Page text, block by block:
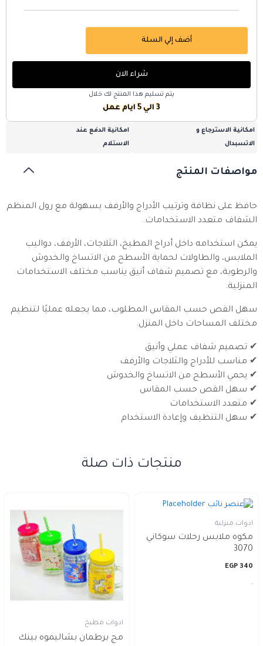
أضف إلي السلة
شراء الان
يتم تسليم هذا المنتج لك خلال
3 الي 5 ايام عمل
امكانية الاسترجاع و
الاتسبدال
امكانية الدفع عند
الاستلام
مواصفات المنتج
حافظ على نظافة وترتيب الأدراج والأرفف بسهولة مع رول المنظم
الشفاف متعدد الاستخدامات.
يمكن استخدامه داخل أدراج المطبخ، الثلاجات، الأرفف، دواليب
الملابس، والطاولات لحماية الأسطح من الاتساخ والخدوش
والرطوبة، مع تصميم شفاف أنيق يناسب مختلف الاستخدامات
المنزلية.
سهل القص حسب المقاس المطلوب، مما يجعله عمليًا لتنظيم
مختلف المساحات داخل المنزل.
✔ تصميم شفاف عملي وأنيق
✔ مناسب للأدراج والثلاجات والأرفف
✔ يحمي الأسطح من الاتساخ والخدوش
✔ سهل القص حسب المقاس
✔ متعدد الاستخدامات
✔ سهل التنظيف وإعادة الاستخدام
منتجات ذات صلة
ادوات منزلية
مكوه ملابس رحلات سوكاني
3070
340
EGP
ادوات مطبخ
مج برطمان بشاليموه بينك